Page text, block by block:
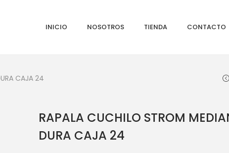
INICIO NOSOTROS TIENDA CONTACTO
CAJA 24
RAPALA CUCHILO STROM
DURA CAJA 24